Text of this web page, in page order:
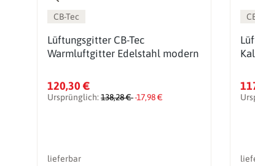
CB-Tec
Lüftungsgitter CB-Tec
Warmluftgitter Edelstahl modern
120,30 €
Ursprünglich: 138,28 €-17,98 €
lieferbar